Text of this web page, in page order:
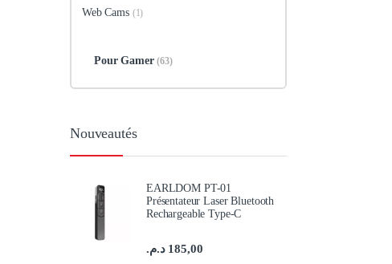
Web Cams (1)
Pour Gamer(63)
Nouveautés
EARLDOM PT-01
Présentateur Laser Bluetooth
Rechargeable Type-C
185,00 د.م.